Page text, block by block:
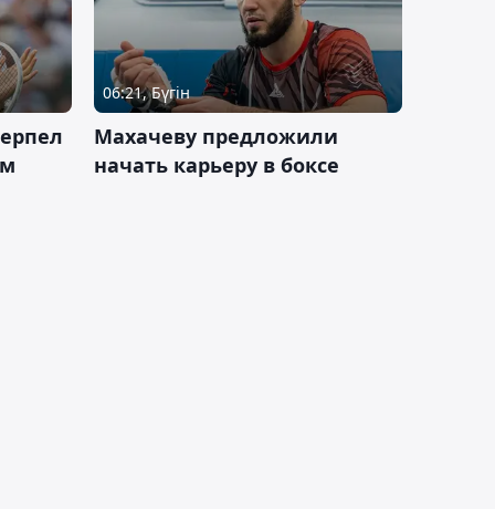
06:21, Бүгін
Махачеву предложили
начать карьеру в боксе